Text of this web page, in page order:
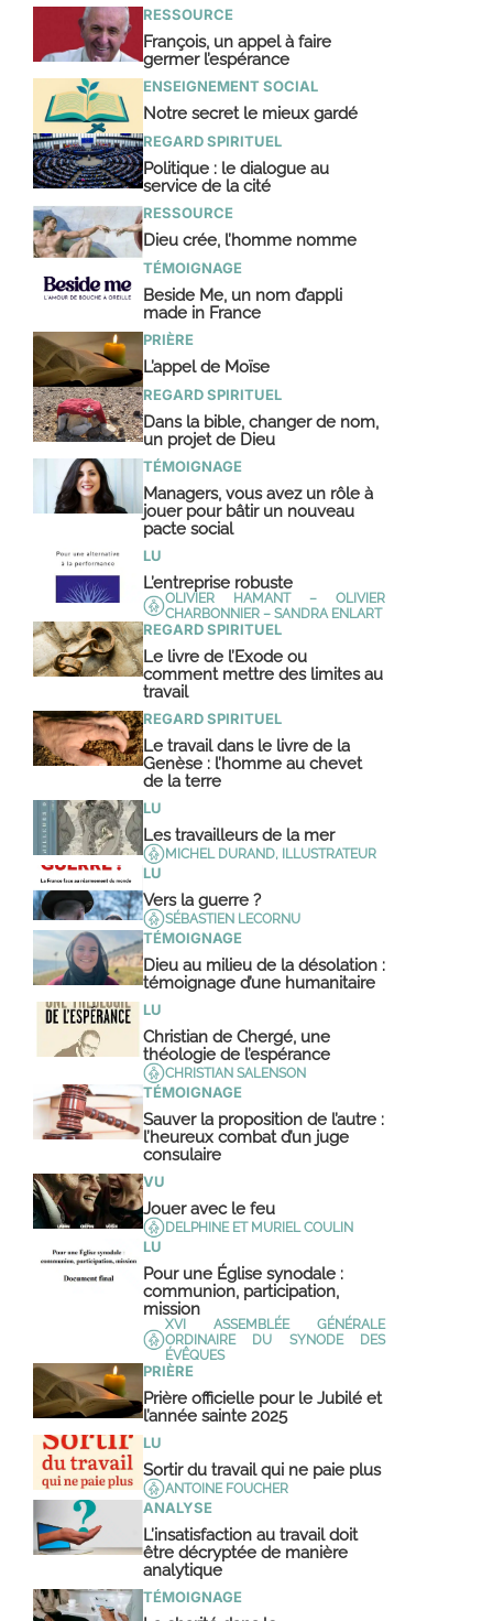
RESSOURCE
François, un appel à faire
germer l’espérance
ENSEIGNEMENT SOCIAL
Notre secret le mieux gardé
REGARD SPIRITUEL
Politique : le dialogue au
service de la cité
RESSOURCE
Dieu crée, l’homme nomme
TÉMOIGNAGE
Beside Me, un nom d’appli
made in France
PRIÈRE
L’appel de Moïse
REGARD SPIRITUEL
Dans la bible, changer de nom,
un projet de Dieu
TÉMOIGNAGE
Managers, vous avez un rôle à
jouer pour bâtir un nouveau
pacte social
LU
L’entreprise robuste
OLIVIER HAMANT – OLIVIER
CHARBONNIER – SANDRA ENLART
REGARD SPIRITUEL
Le livre de l’Exode ou
comment mettre des limites au
travail
REGARD SPIRITUEL
Le travail dans le livre de la
Genèse : l’homme au chevet
de la terre
LU
Les travailleurs de la mer
MICHEL DURAND, ILLUSTRATEUR
LU
Vers la guerre ?
SÉBASTIEN LECORNU
TÉMOIGNAGE
Dieu au milieu de la désolation :
témoignage d’une humanitaire
LU
Christian de Chergé, une
théologie de l’espérance
CHRISTIAN SALENSON
TÉMOIGNAGE
Sauver la proposition de l’autre :
l’heureux combat d’un juge
consulaire
VU
Jouer avec le feu
DELPHINE ET MURIEL COULIN
LU
Pour une Église synodale :
communion, participation,
mission
XVI ASSEMBLÉE GÉNÉRALE
ORDINAIRE DU SYNODE DES
ÉVÊQUES
PRIÈRE
Prière officielle pour le Jubilé et
l’année sainte 2025
LU
Sortir du travail qui ne paie plus
ANTOINE FOUCHER
ANALYSE
L’insatisfaction au travail doit
être décryptée de manière
analytique
TÉMOIGNAGE